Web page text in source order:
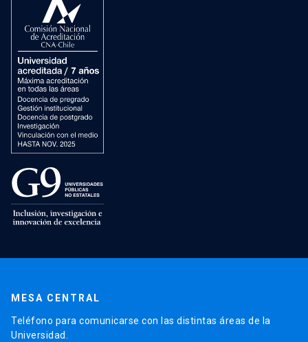
MESA CENTRAL
Teléfono para comunicarse con las distintas áreas de la
Universidad.